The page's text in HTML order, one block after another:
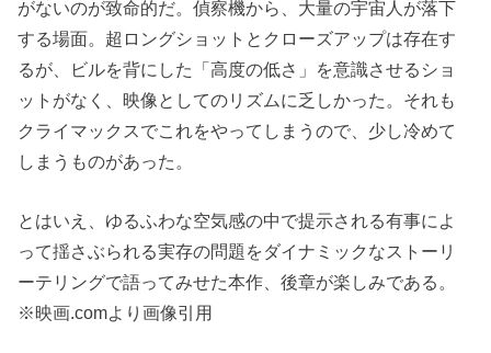
がないのが致命的だ。偵察機から、大量の宇宙人が落下
する場面。超ロングショットとクローズアップは存在す
るが、ビルを背にした「高度の低さ」を意識させるショ
ットがなく、映像としてのリズムに乏しかった。それも
クライマックスでこれをやってしまうので、少し冷めて
しまうものがあった。
とはいえ、ゆるふわな空気感の中で提示される有事によ
って揺さぶられる実存の問題をダイナミックなストーリ
ーテリングで語ってみせた本作、後章が楽しみである。
※映画.comより画像引用